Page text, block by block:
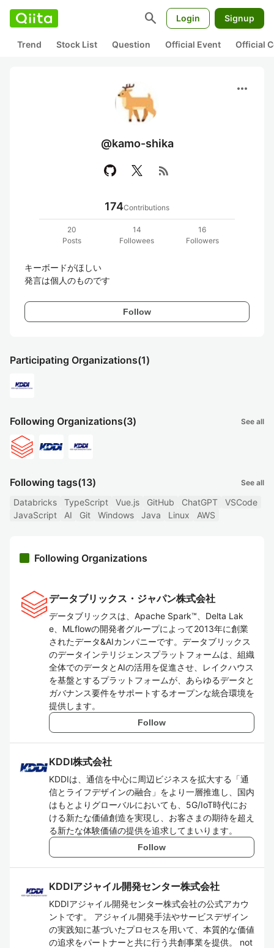
search Login Signup
Trend Stock List Question Official Event Official
more_horiz
@kamo-shika
rss_feed
174Contributions
20
Posts
14
Followees
16
Followers
キーボードがほしい
発言は個人のものです
Follow
Participating Organizations(1)
Following Organizations(3) See all
Following tags(13) See all
Databricks TypeScript Vue.js GitHub ChatGPT
VSCode
JavaScript
AI Git Windows Java Linux AWS
Following Organizations
データブリックス・ジャパン株式会社
データブリックスは、Apache Spark™、Delta Lak
e、MLflowの開発者グループによって2013年に創業
されたデータ&AIカンパニーです。データブリックス
のデータインテリジェンスプラットフォームは、組織
全体でのデータとAIの活用を促進させ、レイクハウス
を基盤とするプラットフォームが、あらゆるデータと
ガバナンス要件をサポートするオープンな統合環境を
提供します。
Follow
KDDI株式会社
KDDIは、通信を中心に周辺ビジネスを拡大する「通
信とライフデザインの融合」をより一層推進し、国内
はもとよりグローバルにおいても、5G/IoT時代にお
ける新たな価値創造を実現し、お客さまの期待を超え
る新たな体験価値の提供を追求してまいります。
Follow
KDDIアジャイル開発センター株式会社
KDDIアジャイル開発センター株式会社の公式アカウ
ントです。 アジャイル開発手法やサービスデザイン
の実践知に基づいたプロセスを用いて、本質的な価値
の追求をパートナーと共に行う共創事業を提供。 not